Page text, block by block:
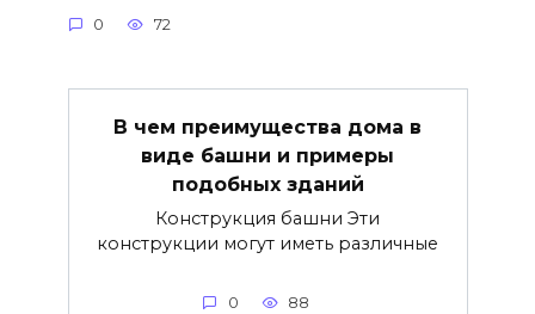
0 72
В чем преимущества дома в
виде башни и примеры
подобных зданий
Конструкция башни Эти
конструкции могут иметь различные
0 88